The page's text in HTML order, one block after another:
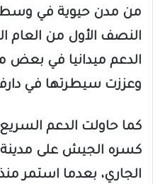
من مدن حيوية في وسط
النصف الأول من العام
الدعم ميدانيا في
وعززت سيطرتها في
كما حاولت الدعم
كسره الجيش على مدينة
الجاري، بعدما استمر منذ